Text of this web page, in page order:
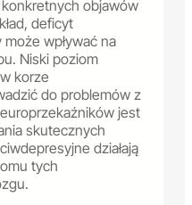
objawów
deficyt
wpływać na
Niski poziom
korze
do problemów z
jest
skutecznych
działają
tych